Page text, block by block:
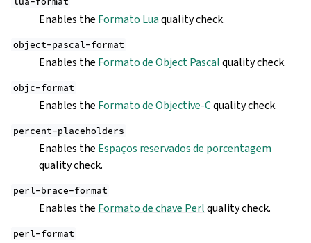
Enables the Formato Luaquality check.
object-pascal-format
Enables the Formato de Object Pascalquality check.
objc-format
Enables the Formato de Objective-Cquality check.
percent-placeholders
Enables the Espaços reservados de porcentagem
quality check.
perl-brace-format
Enables the Formato de chave Perlquality check.
perl-format